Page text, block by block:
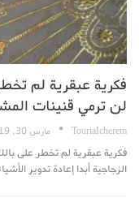
فكرية عبقرية لم
لن ترمي قنينات
TouriaIcherem مارس 30, 2019
فكرية عبقرية لم تخطر على
الزجاجية أبدا إعادة تدوير